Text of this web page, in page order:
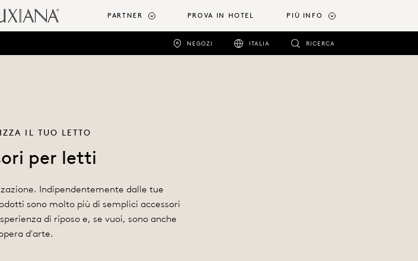
PARTNER PROVA IN HOTEL PIÙ INFO
NEGOZI ITALIA RICERCA
IL TUO LETTO
per letti
Indipendentemente dalle tue
sono molto più di semplici accessori
di riposo e, se vuoi, sono anche
d'arte.